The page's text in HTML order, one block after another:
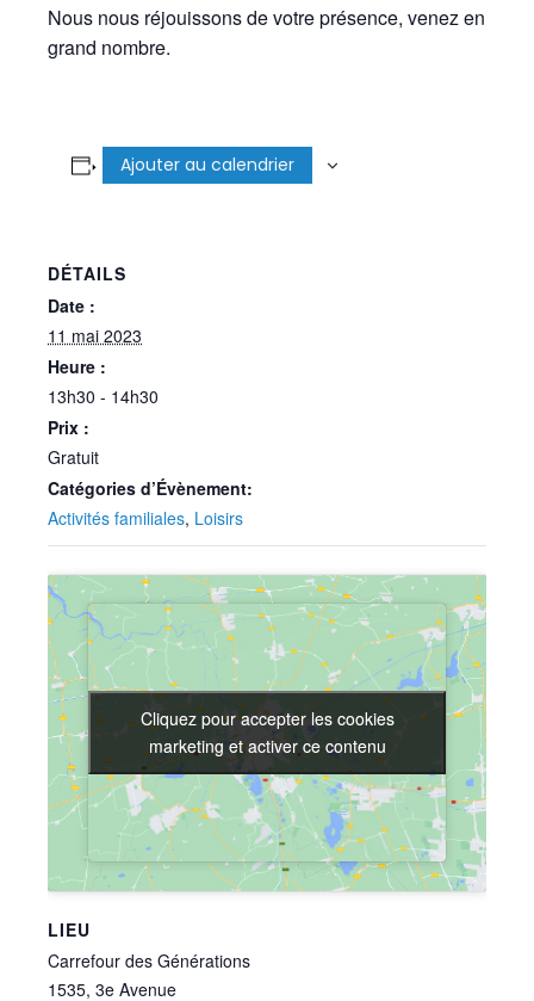
Nous nous réjouissons de votre présence, venez en
grand nombre.
Ajouter au calendrier
DÉTAILS
Date :
11 mai 2023
Heure :
13h30 - 14h30
Prix :
Gratuit
Catégories d’Évènement:
Activités familiales, Loisirs
LIEU
Carrefour des Générations
1535, 3e Avenue
Cliquez pour accepter les cookies
marketing et activer ce contenu
Cliquez pour accepter les cookies
marketing et activer ce contenu